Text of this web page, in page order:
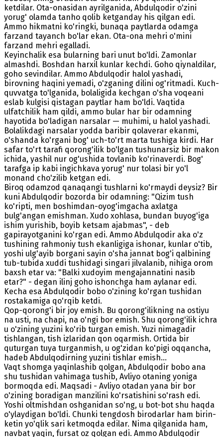
ketdilar. Ota-onasidan ayrilganida, Abdulqodir o'zini
yorug' olamda tanho qolib ketganday his qilgan edi.
Ammo hikmatni ko'ringki, bunaqa paytlarda odamga
farzand tayanch bo'lar ekan. Ota-ona mehri o'mini
farzand mehri egalladi.
Keyinchalik esa bularning bari unut bo'ldi. Zamonlar
almashdi. Boshdan harxil kunlar kechdi. Goho qiynaldilar,
goho sevindilar. Ammo Abdulqodir halol yashadi,
birovning haqini yemadi, o'zganing dilini og'ritmadi. Kuch-
quvvatga to'lganida, bolaligida kechgan o'sha voqeani
eslab kulgisi qistagan paytlar ham bo'ldi. Vaqtida
ulfatchilik ham qildi, ammo bular har bir odamning
hayotida bo'ladigan narsalar — muhimi, u halol yashadi.
Bolalikdagi narsalar yodda baribir qolaverar ekanmi,
o'shanda ko'rgani bog' uch-to'rt marta tushiga kirdi. Har
safar to'rt tarafi qorong'ilik bo'lgan tushunarsiz bir makon
ichida, yashil nur og'ushida tovlanib ko'rinaverdi. Bog'
tarafga ip kabi ingichkava yorug' nur tolasi bir yo'l
monand cho'zilib ketgan edi.
Biroq odamzod qanaqangi tushlarni ko'rmaydi deysiz? Bir
kuni Abdulqodir bozorda bir odamning: "Qizim tush
ko'ripti, men boshimdan-oyog'imgacha axlatga
bulg'angan emishman. Xudo xohlasa, bundan buyog'iga
ishim yurishib, boyib ketsam ajabmas", - deb
gapirayotganini ko'rgan edi. Ammo Abdulqodir aka o'z
tushining rahmoniy tush ekanligiga ishonar, kunlar o'tib,
yoshi ulg'ayib borgani sayin o'sha jannat bog'i qalbining
tub-tubida xuddi tushidagi singari jilvalanib, nihiga orom
baxsh etar va: "Balki xudoyim mengajannatini nasib
etar?" - degan ilinj goho ishonchga ham aylanar edi.
Kecha esa Abdulqodir bobo o'zining ko'rgan tushidan
rostakamiga qo'rqib ketdi.
Qop-qorong'i bir joy emish. Bu qorong'ilikning na ostiyu
na usti, na chapi, na o'ngi bor emish. Shu qorong'ilik ichra
u o'zining yuzini ko'rib turgan emish. Yuzi nimagadir
tishlangan, tish izlaridan qon oqarmish. Ortida bir
quturgan tuya turganmish, u og'zidan ko'pigi oqqancha,
hadeb Abdulqodirning yuzini tishlar emish...
Vaqt shomga yaqinlashib qolgan, Abdulqodir bobo ana
shu tushidan vahimaga tushib, Avliyo otaning yoniga
bormoqda edi. Maqsadi - Avliyo otadan yana bir bor
o'zining boradigan manzilini ko'rsatishini so'rash edi.
Yoshi oltmishdan oshganidan so'ng, u bot-bot shu haqda
o'ylaydigan bo'ldi. Chunki tengdosh birodarlar ham birin-
ketin yo'qlik sari ketmoqda edilar. Nima qilganida ham,
navbat yaqin, fursat oz qolgan edi. Ammo Abdulqodir